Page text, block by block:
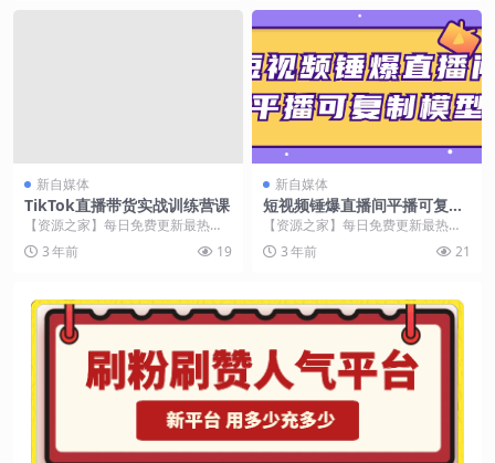
新自媒体
TikTok直播带货实战训练营课
【资源之家】每日免费更新最热门
的副业项目资源 课程介绍 本课程旨
在教授学员如何利...
3 年前 19
新自媒体
短视频锤爆直播间平播可复制
模型
【资源之家】每日免费更新最热门
的副业项目资源 课程介绍 该课程教
授学员如何通过短...
3 年前 21